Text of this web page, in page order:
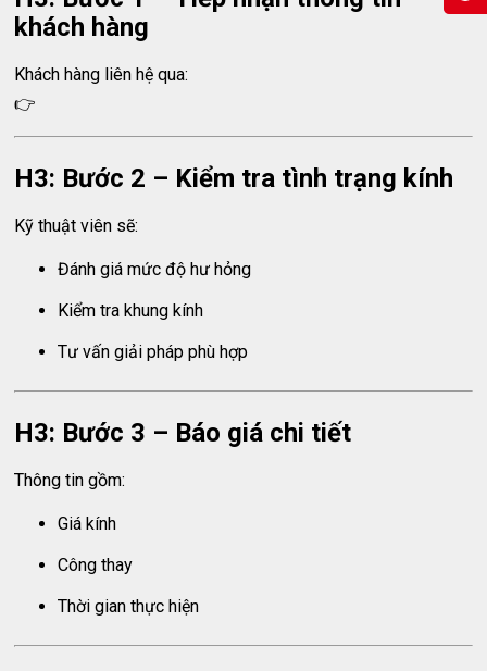
khách hàng
Khách hàng liên hệ qua:
👉
H3: Bước 2 – Kiểm tra tình trạng kính
Kỹ thuật viên sẽ:
Đánh giá mức độ hư hỏng
Kiểm tra khung kính
Tư vấn giải pháp phù hợp
H3: Bước 3 – Báo giá chi tiết
Thông tin gồm:
Giá kính
Công thay
Thời gian thực hiện